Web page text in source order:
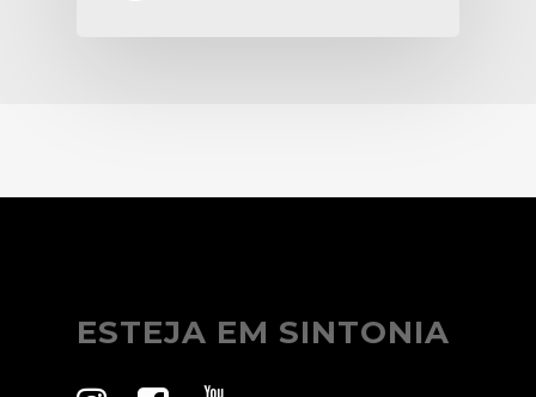
ESTEJA EM SINTONIA